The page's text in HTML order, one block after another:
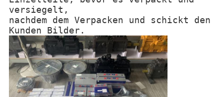
versiegelt,
nachdem dem Verpacken und schickt den
Kunden Bilder.